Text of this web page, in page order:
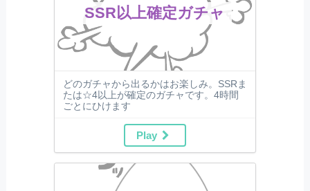
SSR以上確定ガチャ
どのガチャから出るかはお楽しみ。SSRま
たは☆4以上が確定のガチャです。4時間
ごとにひけます
Play